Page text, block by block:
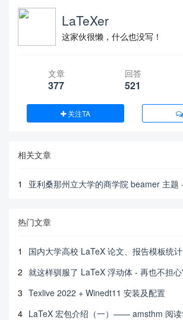
LaTeXer
这家伙很懒，什么也没写！
文章
377
回答
521
关注TA
相关文章
1 亚利桑那州立大学的商学院 beamer 主题
热门文章
1
国内大学高校 LaTeX 论文、报告模板统计
2 就这样驯服了 LaTeX 浮动体 - 再也不担
3 Texlive 2022 + Winedt11 安装及配置
4 LaTeX 宏包介绍（一）—— amsthm 阅